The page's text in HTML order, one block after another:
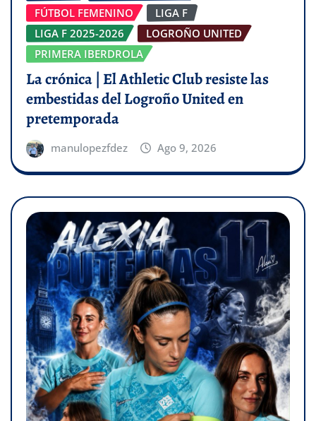
FÚTBOL FEMENINO
LIGA F
LIGA F 2025-2026
LOGROÑO UNITED
PRIMERA IBERDROLA
La crónica | El Athletic Club resiste las
embestidas del Logroño United en
pretemporada
manulopezfdez Ago 9, 2026